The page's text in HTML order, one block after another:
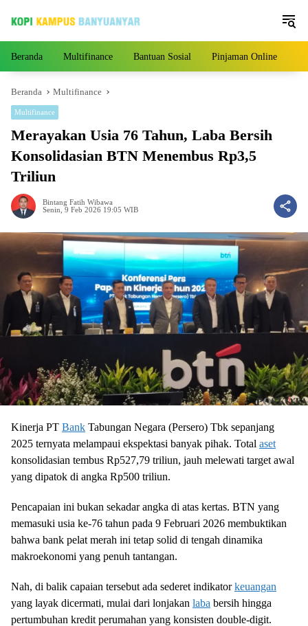
Beranda Multifinance Bantuan Sosial Pinjaman Online
Beranda Multifinance
Multifinance
Merayakan Usia 76 Tahun, Laba Bersih
Konsolidasian BTN Menembus Rp3,5
Triliun
Bintang Fatih Wibawa
Senin, 9 Feb 2026 19:05 WIB
Kinerja PT Bank Tabungan Negara (Persero) Tbk sepanjang
2025 ternyata melampaui ekspektasi banyak pihak. Total aset
konsolidasian tembus Rp527,79 triliun, jauh melewati target awal
yang dipatok di angka Rp500 triliun.
Pencapaian ini bukan sekadar angka di atas kertas. BTN yang
memasuki usia ke-76 tahun pada 9 Februari 2026 membuktikan
bahwa bank pelat merah ini tetap solid di tengah dinamika
makroekonomi yang penuh tantangan.
Nah, di balik capaian tersebut ada sederet indikatorkeuangan
yang layak dicermati, mulai dari lonjakan laba bersih hingga
pertumbuhan kredit perumahan yang konsisten double-digit.